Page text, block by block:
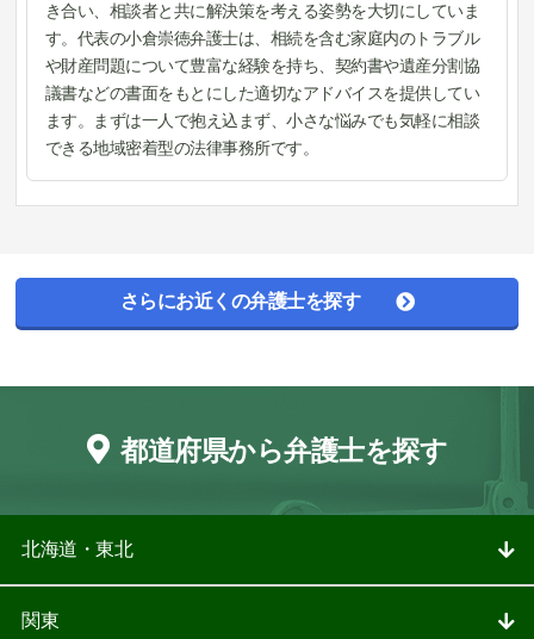
き合い、相談者と共に解決策を考える姿勢を大切にしていま
す。代表の小倉崇徳弁護士は、相続を含む家庭内のトラブル
や財産問題について豊富な経験を持ち、契約書や遺産分割協
議書などの書面をもとにした適切なアドバイスを提供してい
ます。まずは一人で抱え込まず、小さな悩みでも気軽に相談
できる地域密着型の法律事務所です。
さらにお近くの弁護士を探す
都道府県から弁護士を探す
北海道・東北
関東